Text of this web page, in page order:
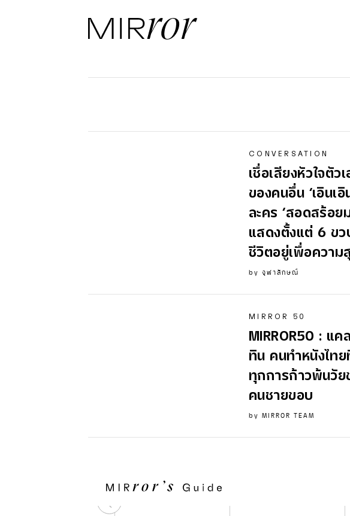
CONVERSATION
เชื่อเสียงหัวใจตัว
ของคนอื่น ‘เอินเ
ละคร ‘สอดสร้อย
แสดงตั้งแต่ 6 ขว
ชีวิตอยู่เพื่อความ
by จุฬาลักษณ์
MIRROR 50
MIRROR50 : แ
ทิน คนทำหนังไท
ทุกการก้าวพ้นวัย
คนชายขอบ
by MIRROR TEAM